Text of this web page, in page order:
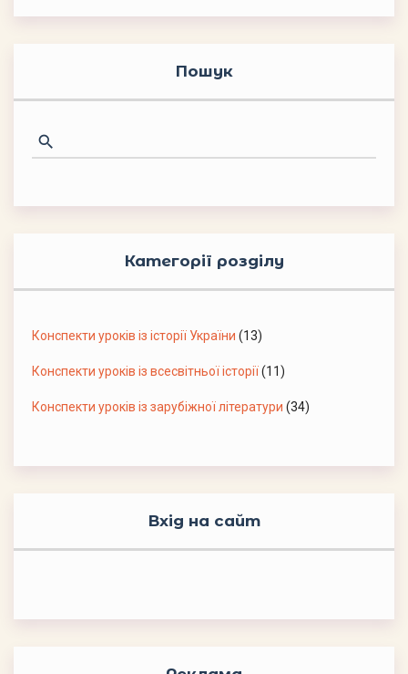
Пошук
Категорії розділу
Конспекти уроків із історії України (13)
Конспекти уроків із всесвітньої історії(11)
Конспекти уроків із зарубіжної літератури (34)
Вхід на сайт